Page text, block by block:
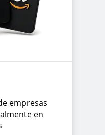
empresas
en